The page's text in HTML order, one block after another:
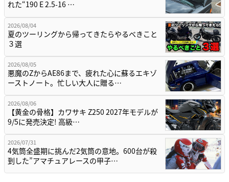
れた“190 E 2.5-16 …
2026/08/04
夏のツーリングから帰ってきたらやるべきこと
３選
2026/08/05
悪魔のZからAE86まで、疲れた心に蘇るエキゾ
ーストノート。忙しい大人に贈る…
2026/08/06
【黄金の骨格】カワサキ Z250 2027年モデルが
9/5に発売決定! 高級…
2026/07/31
4気筒全盛期に挑んだ2気筒の意地。600台が殺
到した”アマチュアレースの甲子…